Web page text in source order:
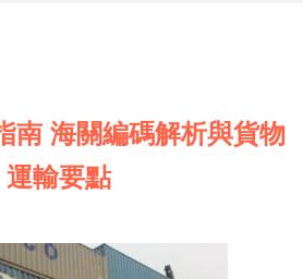
南 海關編碼解析與貨物
運輸要點